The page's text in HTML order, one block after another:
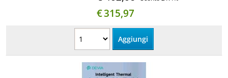
€315,97